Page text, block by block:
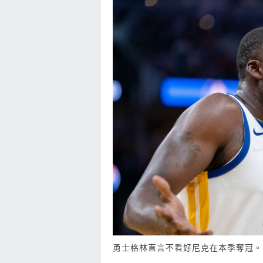
勇士格林直言不看好尼克在本季奪冠